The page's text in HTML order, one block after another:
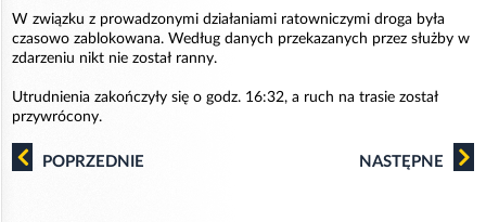
W związku z prowadzonymi działaniami ratowniczymi droga była
czasowo zablokowana. Według danych przekazanych przez służby w
zdarzeniu nikt nie został ranny.
Utrudnienia zakończyły się o godz. 16:32, a ruch na trasie został
przywrócony.
POPRZEDNIE NASTĘPNE